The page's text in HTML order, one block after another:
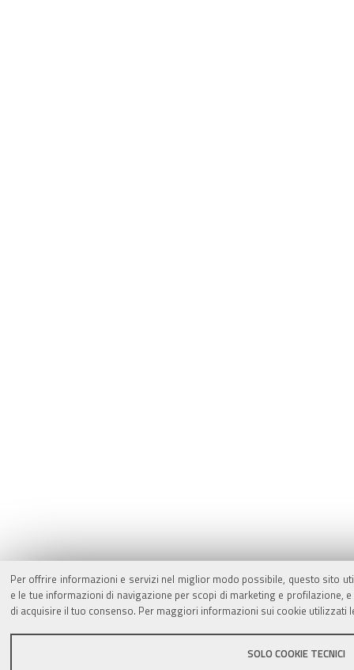
Per offrire informazioni e servizi nel miglior modo possibile, questo sito
e le tue informazioni di navigazione per scopi di marketing e
di acquisire il tuo consenso. Per maggiori informazioni sui cookie utilizzati
SOLO COOKIE TECNICI